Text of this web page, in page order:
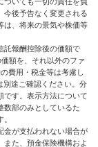
今後予告なく変更される
は、将来の景気や株価等
託報酬控除後の価額で
額を、それ以外のファ
費用・税金等は考慮し
別途ご確認ください。分
です。表示方法について
数部のみとしているた
金が支払われない場合が
また、預金保険機構およ